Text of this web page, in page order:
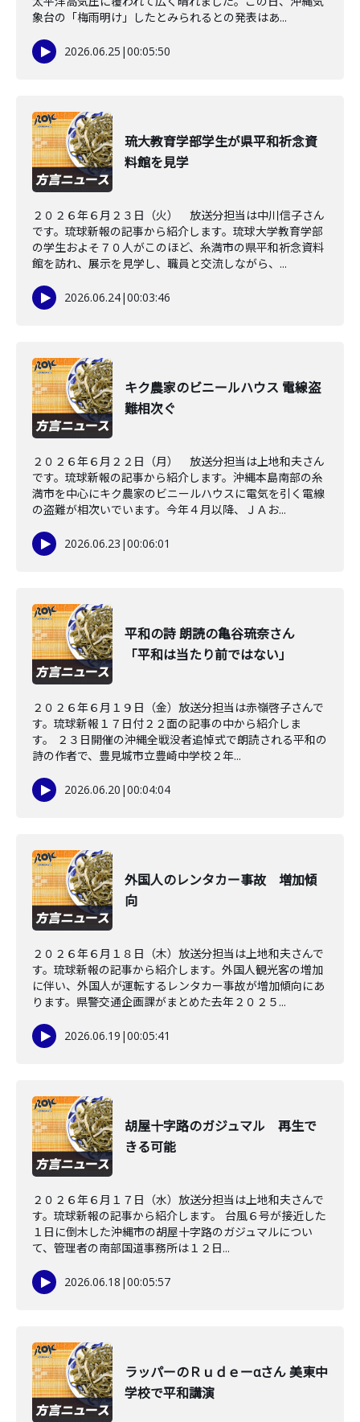
象台の「梅雨明け」したとみられるとの発表はあ...
2026.06.25 |00:05:50
琉大教育学部学生が県平和祈念資
料館を見学
２０２６年６月２３日（火） 放送分担当は中川信子さん
です。琉球新報の記事から紹介します。琉球大学教育学部
の学生およそ７０人がこのほど、糸満市の県平和祈念資料
館を訪れ、展示を見学し、職員と交流しながら、...
2026.06.24|00:03:46
キク農家のビニールハウス 電線盗
難相次ぐ
２０２６年６月２２日（月） 放送分担当は上地和夫さん
です。琉球新報の記事から紹介します。沖縄本島南部の糸
満市を中心にキク農家のビニールハウスに電気を引く電線
の盗難が相次いでいます。今年４月以降、ＪＡお...
2026.06.23 |00:06:01
平和の詩 朗読の亀谷琉奈さん
「平和は当たり前ではない」
２０２６年６月１９日（金）放送分担当は赤嶺啓子さんで
す。琉球新報１７日付２２面の記事の中から紹介しま
す。 ２３日開催の沖縄全戦没者追悼式で朗読される平和の
詩の作者で、豊見城市立豊崎中学校２年...
2026.06.20 |00:04:04
外国人のレンタカー事故 増加傾
向
２０２６年６月１８日（木）放送分担当は上地和夫さんで
す。琉球新報の記事から紹介します。外国人観光客の増加
に伴い、外国人が運転するレンタカー事故が増加傾向にあ
ります。県警交通企画課がまとめた去年２０２５...
2026.06.19 |00:05:41
胡屋十字路のガジュマル 再生で
きる可能
２０２６年６月１７日（水）放送分担当は上地和夫さんで
す。琉球新報の記事から紹介します。 台風６号が接近した
１日に倒木した沖縄市の胡屋十字路のガジュマルについ
て、管理者の南部国道事務所は１２日...
2026.06.18 |00:05:57
ラッパーのＲｕｄｅーαさん 美東中
学校で平和講演